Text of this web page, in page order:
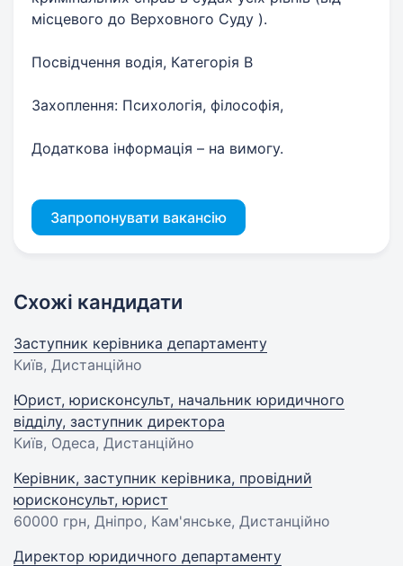
місцевого до Верховного Суду ).
Посвідчення водія, Категорія В
Захоплення: Психологія, філософія,
Додаткова інформація – на вимогу.
Запропонувати вакансію
Схожі кандидати
Заступник керівника департаменту
Київ, Дистанційно
Юрист, юрисконсульт, начальник юридичного
відділу, заступник директора
Київ, Одеса, Дистанційно
Керівник, заступник керівника, провідний
юрисконсульт, юрист
60000 грн, Дніпро, Кам'янське, Дистанційно
Директор юридичного департаменту